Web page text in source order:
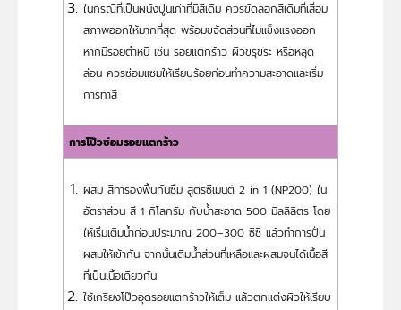
ในกรณีที่เป็นผนังปูนเก่าที่มีสีเดิม ควรขัดลอกสีเดิมที่เสื่อม
สภาพออกให้มากที่สุด พร้อมขจัดส่วนที่ไม่แข็งแรงออก
หากมีรอยตำหนิ เช่น รอยแตกร้าว ผิวขรุขระ หรือหลุด
ล่อน ควรซ่อมแซมให้เรียบร้อยก่อนทำความสะอาดและเริ่ม
การทาสี
การโป๊วซ่อมรอยแตกร้าว
ผสม สีทารองพื้นกันซึม สูตรซีเมนต์ 2 in 1 (NP200) ใน
อัตราส่วน สี 1 กิโลกรัม กับน้ำสะอาด 500 มิลลิลิตร โดย
ให้เริ่มเติมน้ำก่อนประมาณ 200–300 ซีซี แล้วทำการปั่น
ผสมให้เข้ากัน จากนั้นเติมน้ำส่วนที่เหลือและผสมจนได้เนื้อสี
ที่เป็นเนื้อเดียวกัน
ใช้เกรียงโป๊วอุดรอยแตกร้าวให้เต็ม แล้วตกแต่งผิวให้เรียบ